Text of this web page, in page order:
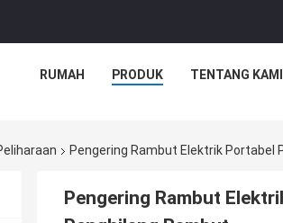
RUMAH PRODUK TENTANG KAMI
Pengering Rambut Elektrik Portabel
Pengering Rambut